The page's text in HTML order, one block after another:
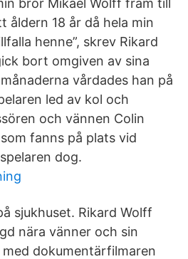
bror Mikael Wolff fram till
åldern 18 år då hela min
henne”, skrev Rikard
bort omgiven av sina
vårdades han på
led av kol och
och vännen Colin
fanns på plats vid
dog.
sjukhuset. Rikard Wolff
nära vänner och sin
dokumentärfilmaren